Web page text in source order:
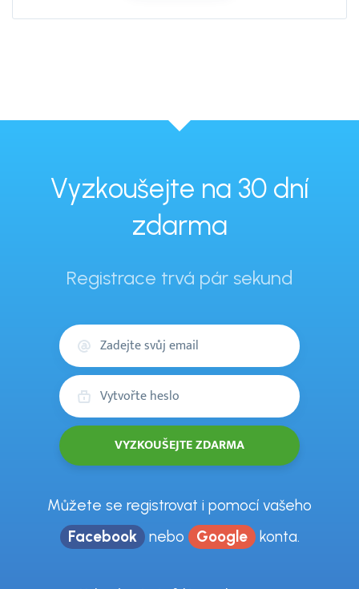
Vyzkoušejte na 30 dní
zdarma
Registrace trvá pár sekund
Váš
Můžete se registrovat i pomocí vašeho
Facebook nebo Google konta.